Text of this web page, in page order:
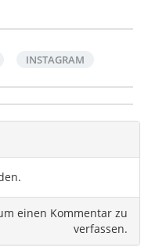
INSTAGRAM
einen Kommentar zu
verfassen.